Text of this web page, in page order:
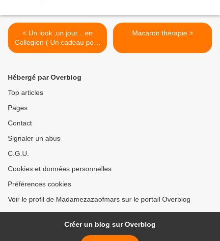
< Un look ,un jour... en
Collegien ( Un cadeau pour
tes pieds )
Macaron thérapie >
Hébergé par Overblog
Top articles
Pages
Contact
Signaler un abus
C.G.U.
Cookies et données personnelles
Préférences cookies
Voir le profil de Madamezazaofmars sur le portail Overblog
Créer un blog sur Overblog